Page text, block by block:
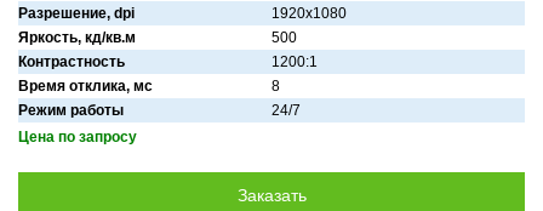
Разрешение, dpi
1920х1080
Яркость, кд/кв.м
500
Контрастность
1200:1
Время отклика, мс
8
Режим работы
24/7
Цена по запросу